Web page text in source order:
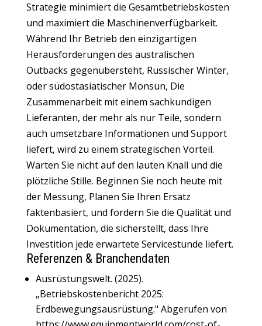
Strategie minimiert die Gesamtbetriebskosten
und maximiert die Maschinenverfügbarkeit.
Während Ihr Betrieb den einzigartigen
Herausforderungen des australischen
Outbacks gegenübersteht, Russischer Winter,
oder südostasiatischer Monsun, Die
Zusammenarbeit mit einem sachkundigen
Lieferanten, der mehr als nur Teile, sondern
auch umsetzbare Informationen und Support
liefert, wird zu einem strategischen Vorteil.
Warten Sie nicht auf den lauten Knall und die
plötzliche Stille. Beginnen Sie noch heute mit
der Messung, Planen Sie Ihren Ersatz
faktenbasiert, und fordern Sie die Qualität und
Dokumentation, die sicherstellt, dass Ihre
Investition jede erwartete Servicestunde liefert.
Referenzen & Branchendaten
Ausrüstungswelt. (2025).
„Betriebskostenbericht 2025:
Erdbewegungsausrüstung." Abgerufen von